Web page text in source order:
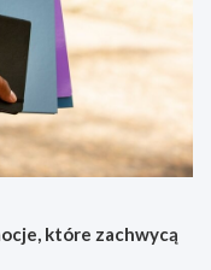
które zachwycą